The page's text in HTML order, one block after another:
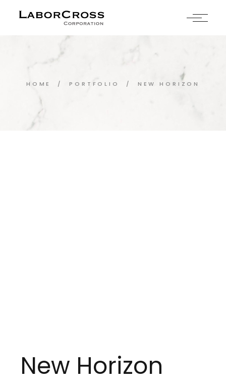
HOME PORTFOLIO NEW HORIZON
New Horizon